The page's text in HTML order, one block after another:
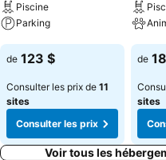
Piscine
Parking
Consulter les prix
de 123 $
Consulter les prix de 11
sites
Consulter les prix
de
sites
Voir tous les